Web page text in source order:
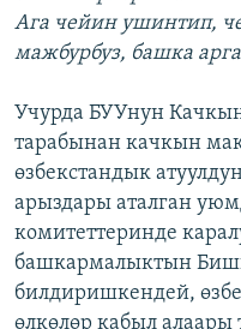
Ага чейин ушинтип,
мажбурбуз, башка
Учурда БУУнун
тарабынан качкын
өзбекстандык
арыздары аталган
комитеттеринде
башкармалыктын
билдиришкендей,
өлкөлөр кабыл алаары